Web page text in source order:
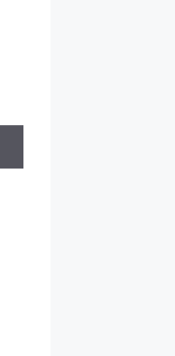
Dette
har